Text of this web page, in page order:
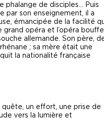
phalange de disciples… Puis
par son enseignement, il a
émancipée de la facilité
opéra et l’opéra
allemande. Son père,
; sa mère était une
la nationalité française
quête, un effort, une prise de
vers la lumière et